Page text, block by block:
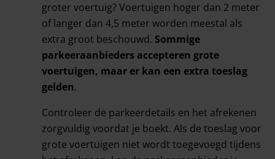
groter voertuig? Voertuigen hoger dan 2 meter
of langer dan 4,5 meter worden meestal als
extra groot beschouwd. Sommige
parkeeraanbieders accepteren grote
voertuigen, maar er kan een extra toeslag
gelden.
Controleer de parkeerdetails en het afrekenen
zorgvuldig voordat je boekt. Als de toeslag voor
grote voertuigen niet wordt toegevoegd tijdens